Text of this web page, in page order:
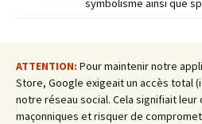
symbolisme ainsi que
ATTENTION: Pour maintenir notre
Store, Google exigeait un accès total
notre réseau social. Cela signifiait leur
maçonniques et risquer de